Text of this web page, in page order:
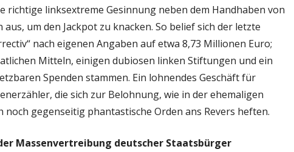
richtige linksextreme Gesinnung neben dem Handhaben von
um den Jackpot zu knacken. So belief sich der letzte
nach eigenen Angaben auf etwa 8,73 Millionen Euro;
Mitteln, einigen dubiosen linken Stiftungen und ein
Spenden stammen. Ein lohnendes Geschäft für
die sich zur Belohnung, wie in der ehemaligen
noch gegenseitig phantastische Orden ans Revers heften.
Massenvertreibung deutscher Staatsbürger